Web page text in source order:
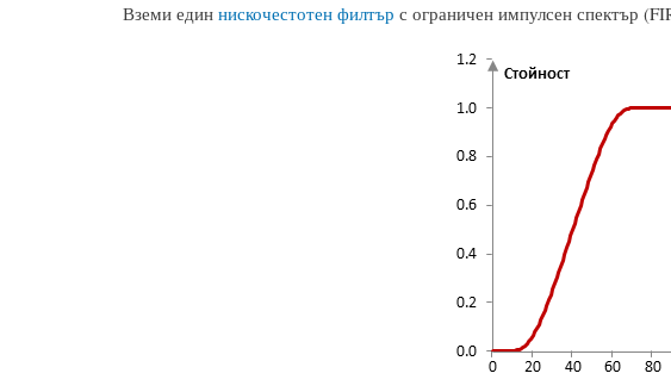
Вземи един нискочестотен филтър с ограничен импулсен спектър